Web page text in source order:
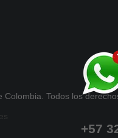
Colombia. Todos los
+57